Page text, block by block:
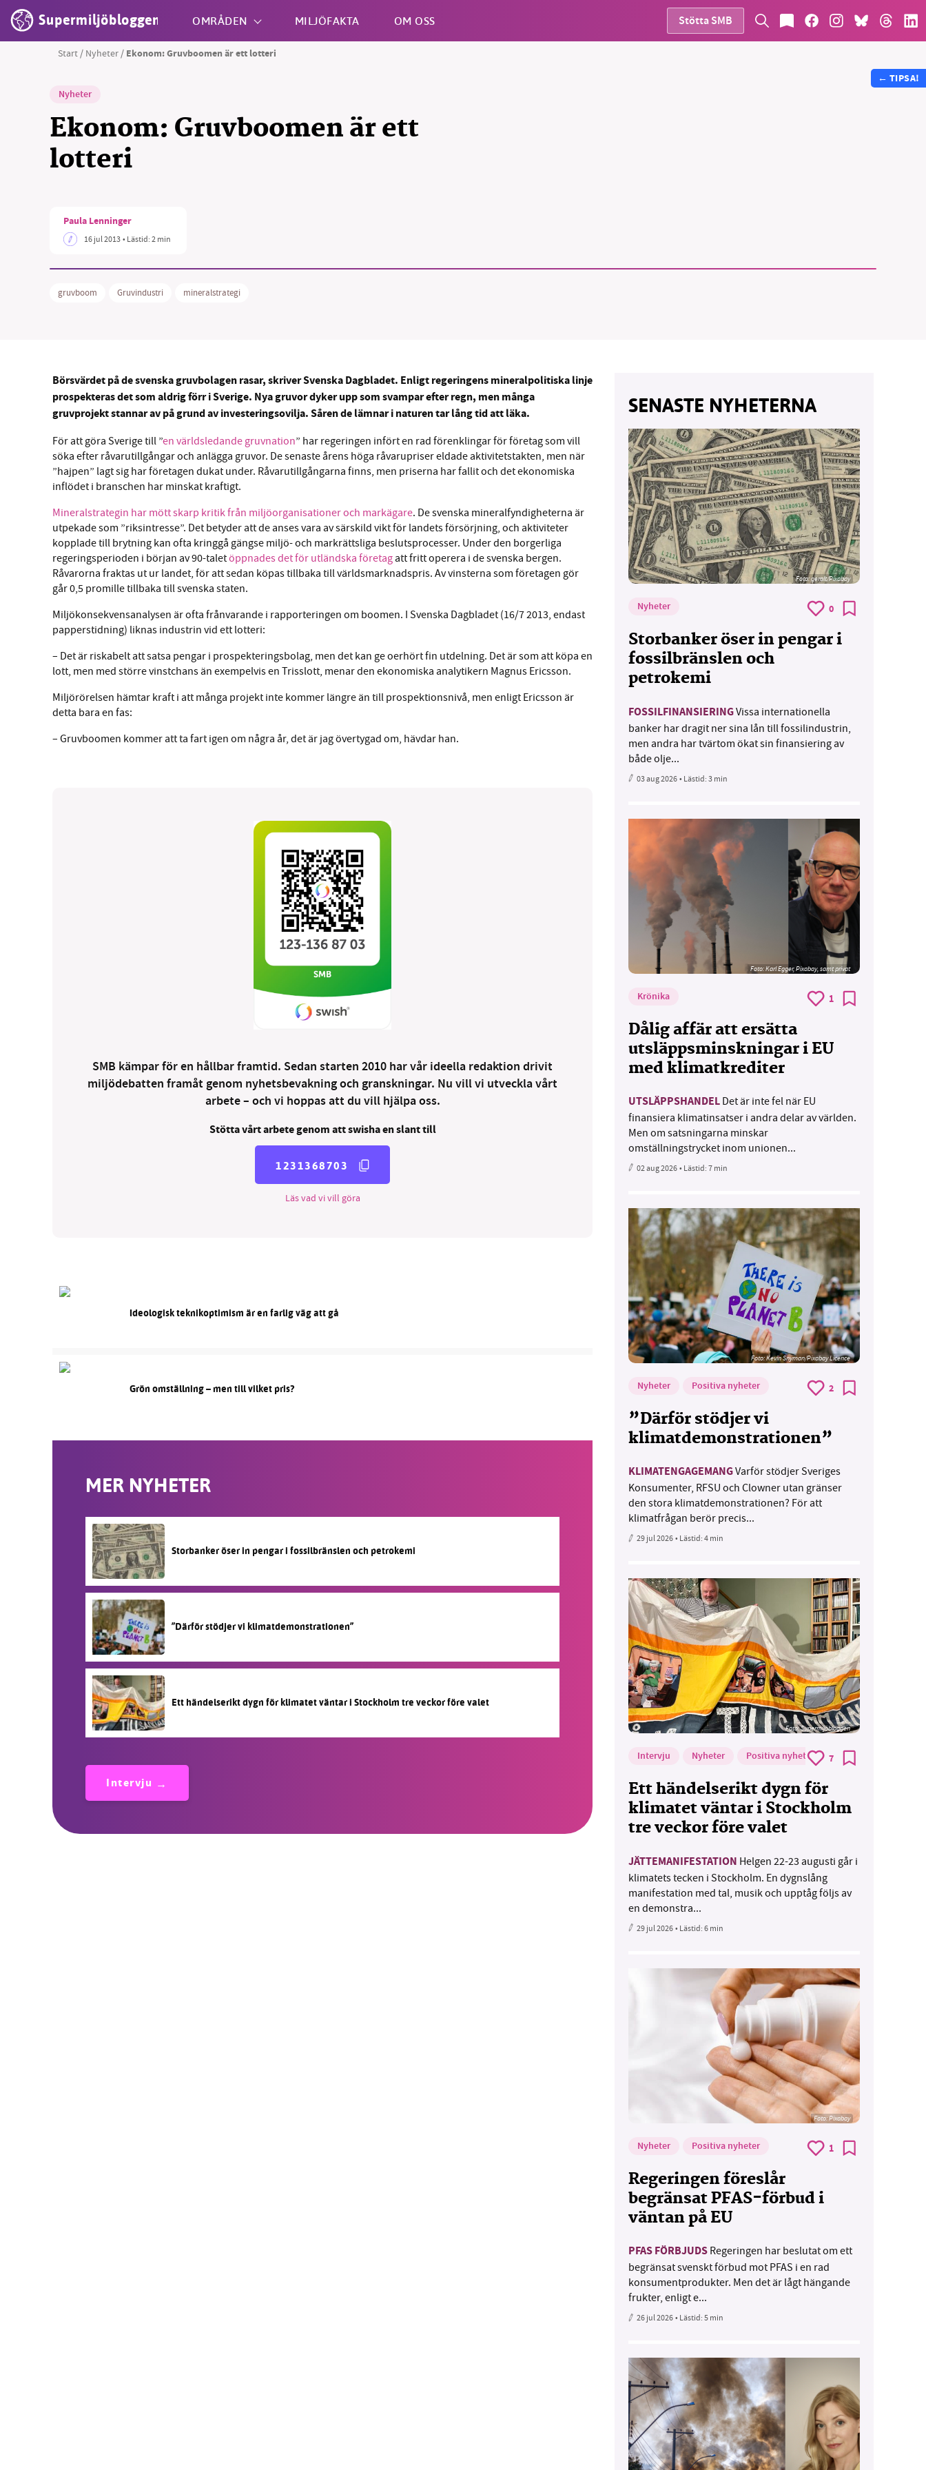
Supermiljöbloggen OMRÅDEN MILJÖFAKTA OM OSS Stötta SMB
Start / Nyheter / Ekonom: Gruvboomen är ett lotteri
Nyheter
Ekonom: Gruvboomen är ett
lotteri
Paula Lenninger
16 jul 2013• Lästid:2 min
gruvboom Gruvindustri mineralstrategi
Börsvärdet på de svenska gruvbolagen rasar, skriver Svenska Dagbladet. Enligt regeringens mineralpolitiska linje
prospekteras det som aldrig förr i Sverige. Nya gruvor dyker upp som svampar efter regn, men många
gruvprojekt stannar av på grund av investeringsovilja. Såren de lämnar i naturen tar lång tid att läka.
För att göra Sverige till ”en världsledande gruvnation” har regeringen infört en rad förenklingar för företag som vill
söka efter råvarutillgångar och anlägga gruvor. De senaste årens höga råvarupriser eldade aktivitetstakten, men när
”hajpen” lagt sig har företagen dukat under. Råvarutillgångarna finns, men priserna har fallit och det ekonomiska
inflödet i branschen har minskat kraftigt.
Mineralstrategin har mött skarp kritik från miljöorganisationer och markägare. De svenska mineralfyndigheterna är
utpekade som ”riksintresse”. Det betyder att de anses vara av särskild vikt för landets försörjning, och aktiviteter
kopplade till brytning kan ofta kringgå gängse miljö- och markrättsliga beslutsprocesser. Under den borgerliga
regeringsperioden i början av 90-taletöppnades det för utländska företagatt fritt operera i de svenska bergen.
Råvarorna fraktas ut ur landet, för att sedan köpas tillbaka till världsmarknadspris. Av vinsterna som företagen gör
går 0,5 promille tillbaka till svenska staten.
Miljökonsekvensanalysen är ofta frånvarande i rapporteringen om boomen. I Svenska Dagbladet (16/7 2013, endast
papperstidning) liknas industrin vid ett lotteri:
– Det är riskabelt att satsa pengar i prospekteringsbolag, men det kan ge oerhört fin utdelning. Det är som att köpa en
lott, men med större vinstchans än exempelvis en Trisslott, menar den ekonomiska analytikern Magnus Ericsson.
Miljörörelsen hämtar kraft i att många projekt inte kommer längre än till prospektionsnivå, men enligt Ericsson är
detta bara en fas:
– Gruvboomen kommer att ta fart igen om några år, det är jag övertygad om, hävdar han.
SMB kämpar för en hållbar framtid. Sedan starten 2010 har vår ideella redaktion drivit
miljödebatten framåt genom nyhetsbevakning och granskningar. Nu vill vi utveckla vårt
arbete – och vi hoppas att du vill hjälpa oss.
Stötta vårt arbete genom att swisha en slant till
1231368703
Läs vad vi vill göra
Ideologisk teknikoptimism är en farlig väg att gå
Grön omställning – men till vilket pris?
MER NYHETER
Storbanker öser in pengar i fossilbränslen och petrokemi
”Därför stödjer vi klimatdemonstrationen”
Ett händelserikt dygn för klimatet väntar i Stockholm tre veckor före valet
Intervju
SENASTE NYHETERNA
Foto:geralt/Pixabay
Nyheter 0
Storbanker öser in pengar i
fossilbränslen och
petrokemi
FOSSILFINANSIERINGVissa internationella
banker har dragit ner sina lån till fossilindustrin,
men andra har tvärtom ökat sin finansiering av
både olje...
03 aug 2026• Lästid:3 min
Foto:Karl Egger, Pixabay, samt privat
Krönika 1
Dålig affär att ersätta
utsläppsminskningar i EU
med klimatkrediter
UTSLÄPPSHANDEL Det är inte fel när EU
finansiera klimatinsatser i andra delar av världen.
Men om satsningarna minskar
omställningstrycket inom unionen...
02 aug 2026• Lästid:7 min
Foto:Kevin Snyman/Pixabay Licence
Nyheter Positiva nyheter 2
”Därför stödjer vi
klimatdemonstrationen”
KLIMATENGAGEMANGVarför stödjer Sveriges
Konsumenter, RFSU och Clowner utan gränser
den stora klimatdemonstrationen? För att
klimatfrågan berör precis...
29 jul 2026• Lästid:4 min
Foto: Supermijöbloggen
Intervju Nyheter Positiva nyheter 7
Ett händelserikt dygn för
klimatet väntar i Stockholm
tre veckor före valet
JÄTTEMANIFESTATION Helgen 22-23 augusti går i
klimatets tecken i Stockholm. En dygnslång
manifestation med tal, musik och upptåg följs av
en demonstra...
29 jul 2026• Lästid:6 min
Foto:Pixabay
Nyheter Positiva nyheter 1
Regeringen föreslår
begränsat PFAS-förbud i
väntan på EU
PFAS FÖRBJUDS Regeringen har beslutat om ett
begränsat svenskt förbud mot PFAS i en rad
konsumentprodukter. Men det är lågt hängande
frukter, enligt e...
26 jul 2026• Lästid:5 min
← TIPSA!
SMB kämpar för en hållbar framtid. Sedan starten 2010 har vår
ideella redaktion drivit miljödebatten framåt genom
nyhetsbevakning och granskningar. Nu vill vi utveckla vårt arbete –
och vi hoppas att du vill hjälpa oss.
Stötta vårt arbete genom att swisha en slant till
1231368703
Läs vad vi vill göra